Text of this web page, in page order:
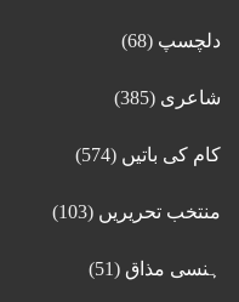
دلچسپ (68)
شاعری (385)
کام کی باتیں (574)
منتخب تحریریں (103)
ہنسی مذاق (51)